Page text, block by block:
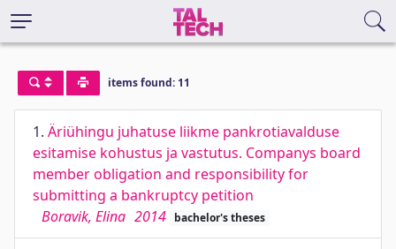
items found: 11
1. Äriühingu juhatuse liikme pankrotiavalduse
esitamise kohustus ja vastutus. Companys board
member obligation and responsibility for
submitting a bankruptcy petition
Boravik, Elina 2014 bachelor's theses